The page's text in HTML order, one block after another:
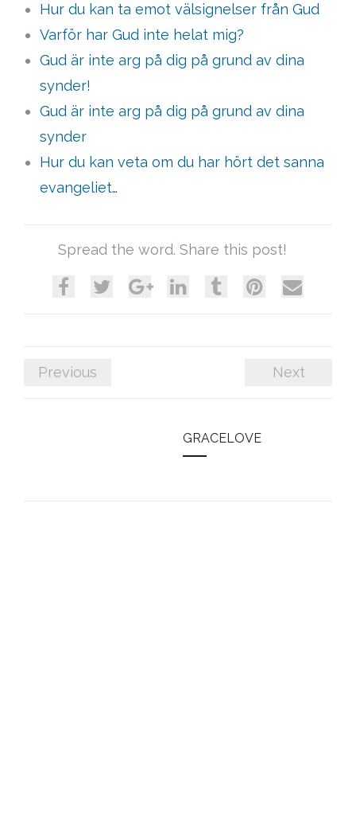
Hur du kan ta emot välsignelser från Gud
Varför har Gud inte helat mig?
Gud är inte arg på dig på grund av dina
synder!
Gud är inte arg på dig på grund av dina
synder
Hur du kan veta om du har hört det sanna
evangeliet…
Spread the word. Share this post!
Previous Next
GRACELOVE